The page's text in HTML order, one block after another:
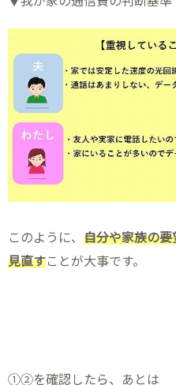
このように、 自分や家族の
見直すことが大事です。
①②を確認したら、あとは